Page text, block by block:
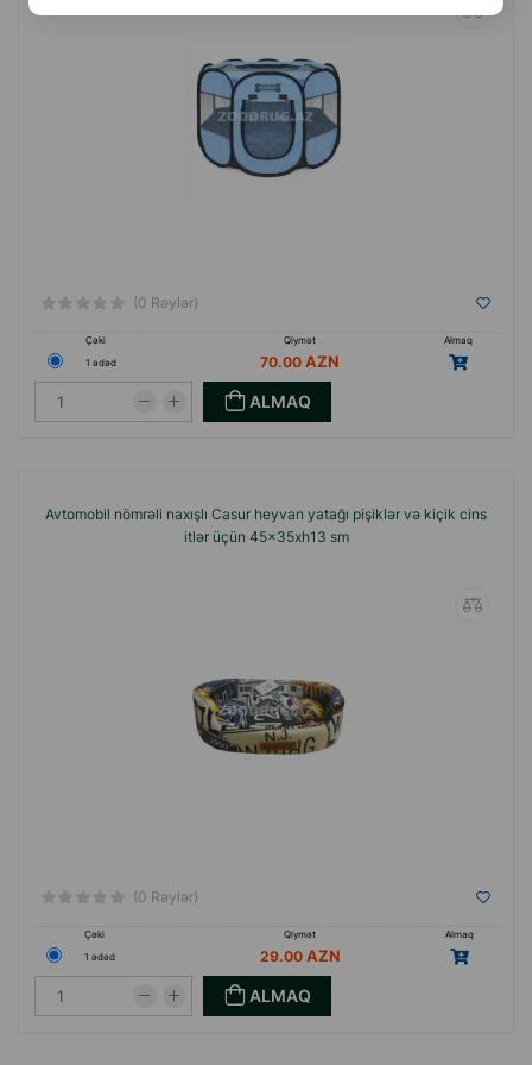
(0 Rəylər)
Çəki Qiymət
Almaq
1 ədəd
70.00
ALMAQ
Avtomobil nömrəli naxışlı Casur heyvan yatağı pişiklər və kiçik cins
itlər üçün 45x35xh13 sm
(0 Rəylər)
Çəki Qiymət
Almaq
1 ədəd
29.00
ALMAQ